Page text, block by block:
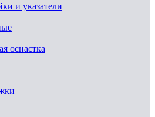
и указатели
оснастка